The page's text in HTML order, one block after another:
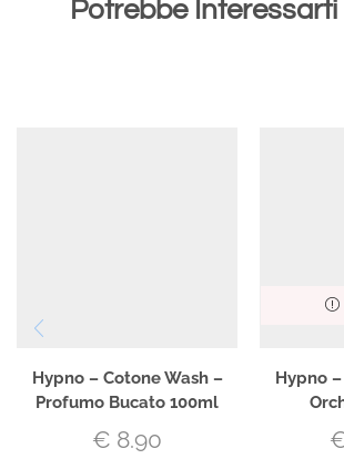
Potrebbe
Hypno – Cotone Wash –
Profumo Bucato 100ml
€ 8.90
Hypno